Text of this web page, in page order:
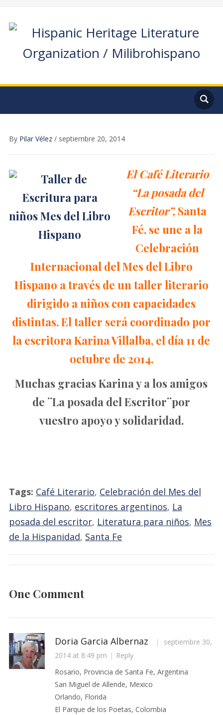
By Pilar Vélez/ septiembre 20, 2014
El Café Literario
“La posada del
Escritor”, Santa
Fé, se une a la
Celebración
Internacional del Mes del Libro
Hispano a través de un taller literario
dirigido a niños con capacidades
distintas. El taller será coordinado por
la escritora Karina Villalba, el día 11 de
octubre de 2014.
Muchas gracias Karina y a los amigos
de ¨La posada del Escritor¨por
vuestro apoyo y solidaridad.
Tags: Café Literario, Celebración del Mes del
Libro Hispano, escritores argentinos, La
posada del escritor, Literatura para niños, Mes
de la Hispanidad, Santa Fe
One Comment
Doria Garcia Albernaz
septiembre 30,
2014 at 8:49 pm
Reply
Rosario, Provincia de Santa Fe, Argentina
San Miguel de Allende, Mexico
Orlando, Florida
El Parque de los Poetas, Colombia